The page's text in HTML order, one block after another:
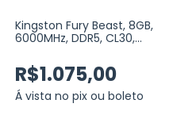
Kingston Fury Beast, 8GB,
6000MHz, DDR5, CL30,
(KF560C30BBE-8)
R$1.075,00
Á vista no pix ou boleto